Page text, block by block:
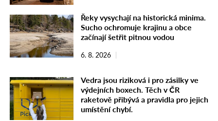
Řeky vysychají na historická minima.
Sucho ochromuje krajinu a obce
začínají šetřit pitnou vodou
6. 8. 2026
Vedra jsou riziková i pro zásilky ve
výdejních boxech. Těch v ČR
raketově přibývá a pravidla pro jejich
umístění chybí.